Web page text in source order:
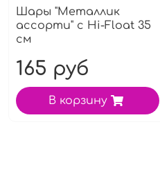
Шары "Металлик
ассорти" с Hi-Float 35
см
165 руб
В корзину